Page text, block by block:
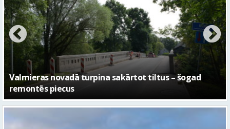
No pagaidu teātra līdz laikmetīgās kultūras centram
– kā attīstīsies “Kurtuve”